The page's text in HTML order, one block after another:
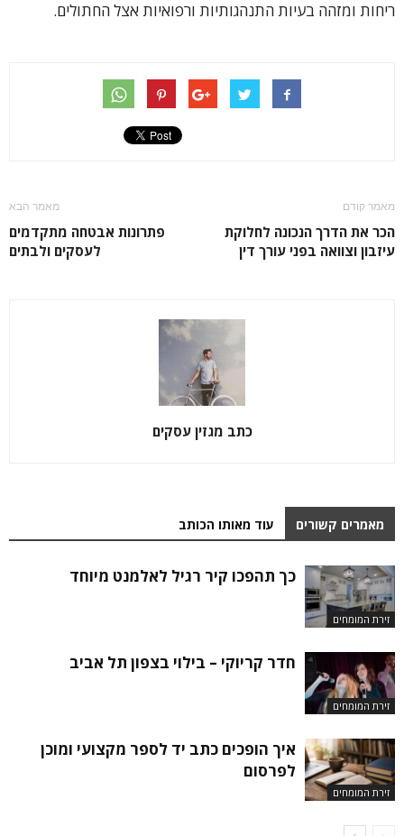
ריחות ומזהה בעיות התנהגותיות ורפואיות אצל החתולים.
מאמר קודם
הכר את הדרך הנכונה לחלוקת
עיזבון וצוואה בפני עורך דין
מאמר הבא
פתרונות אבטחה מתקדמים
לעסקים ולבתים
כתב מגזין עסקים
מאמרים קשורים עוד מאותו הכותב
זירת המומחים
כך תהפכו קיר רגיל לאלמנט מיוחד
זירת המומחים
חדר קריוקי – בילוי בצפון תל אביב
זירת המומחים
איך הופכים כתב יד לספר מקצועי ומוכן
לפרסום